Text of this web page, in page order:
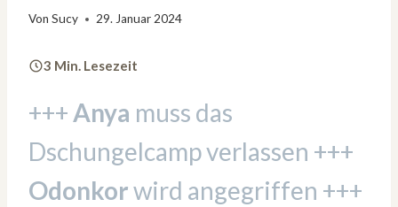
Von Sucy 29. Januar 2024
3 Min. Lesezeit
+++Anya muss das
Dschungelcamp verlassen +++
Odonkorwird angegriffen +++